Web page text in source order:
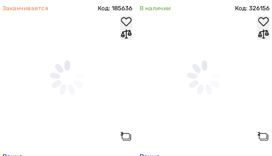
Заканчивается Код: 185636 В наличии Код: 326156